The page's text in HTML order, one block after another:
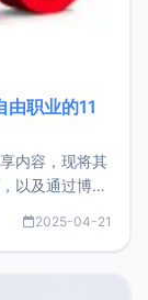
由职业的11
内容，现将其
以及通过博客
。自我介绍大
2025-04-21